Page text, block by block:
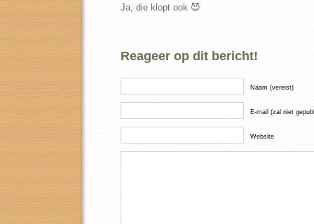
Ja, die klopt ook 😈
Reageer op dit bericht!
Naam (vereist)
E-mail (zal niet
Website